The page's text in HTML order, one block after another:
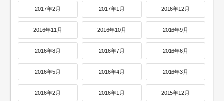
2017年2月 2017年1月 2016年12月
2016年11月 2016年10月 2016年9月
2016年8月 2016年7月 2016年6月
2016年5月 2016年4月 2016年3月
2016年2月 2016年1月 2015年12月